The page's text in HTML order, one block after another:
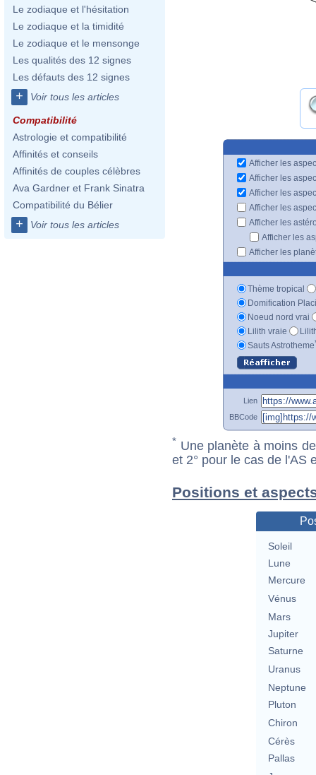
Le zodiaque et l'hésitation
Le zodiaque et la timidité
Le zodiaque et le mensonge
Les qualités des 12 signes
Les défauts des 12 signes
+ Voir tous les articles
Compatibilité
Astrologie et compatibilité
Affinités et conseils
Affinités de couples célèbres
Ava Gardner et Frank Sinatra
Compatibilité du Bélier
+ Voir tous les articles
Afficher les
Afficher les
Afficher les
Afficher les
Afficher les
Afficher les
Afficher les
Thème tropical
Domification
Noeud nord vrai
Lilith vraie
Sauts Astrotheme
Lien
BBCode
* Une planète à moins
et 2° pour le cas de l'AS
Positions et
Soleil
Lune
Mercure
Vénus
Mars
Jupiter
Saturne
Uranus
Neptune
Pluton
Chiron
Cérès
Pallas